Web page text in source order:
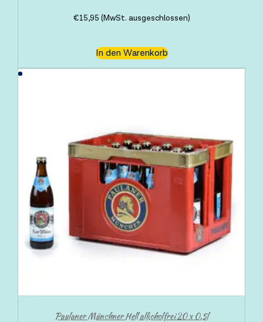
€15,95 (MwSt. ausgeschlossen)
In den Warenkorb
Paulaner Münchner Hell alkoholfrei 20 x 0,5l